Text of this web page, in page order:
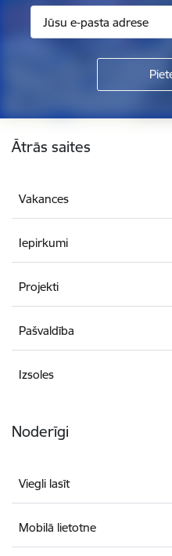
Ātrās saites
Vakances
Iepirkumi
Projekti
Pašvaldība
Izsoles
Noderīgi
Viegli lasīt
Mobilā lietotne